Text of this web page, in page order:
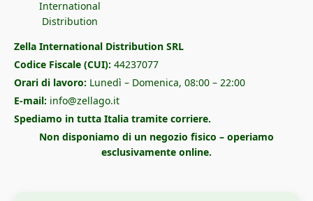
Zella International Distribution SRL
Codice Fiscale (CUI): 44237077
Orari di lavoro: Lunedì – Domenica, 08:00 – 22:00
E-mail: info@zellago.it
Spediamo in tutta Italia tramite corriere.
Non disponiamo di un negozio fisico – operiamo
esclusivamente online.